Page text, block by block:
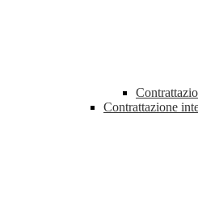
Contrattazione